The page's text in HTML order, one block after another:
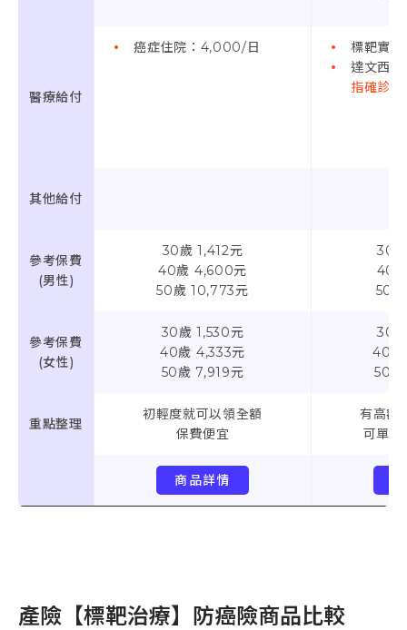
醫療給付
癌症住院：4,000/日
標靶實
達文西
指確診3
其他給付
參考保費
(男性)
30歲 1,412元
40歲 4,600元
50歲 10,773元
30
40
50
參考保費
(女性)
30歲 1,530元
40歲 4,333元
50歲 7,919元
30
40歲
50
重點整理
初輕度就可以領全額
保費便宜
有高額
可單
商品詳情
產險【標靶治療】防癌險商品比較